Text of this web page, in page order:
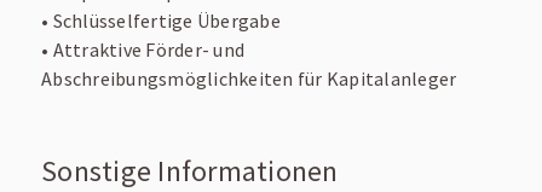
• Schlüsselfertige Übergabe
• Attraktive Förder- und
Abschreibungsmöglichkeiten für Kapitalanleger
Sonstige Informationen